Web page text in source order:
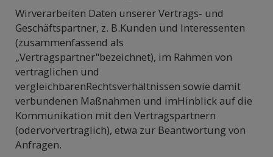
Wirverarbeiten Daten unserer Vertrags- und
Geschäftspartner, z. B.Kunden und Interessenten
(zusammenfassend als
„Vertragspartner"bezeichnet), im Rahmen von
vertraglichen und
vergleichbarenRechtsverhältnissen sowie damit
verbundenen Maßnahmen und imHinblick auf die
Kommunikation mit den Vertragspartnern
(odervorvertraglich), etwa zur Beantwortung von
Anfragen.